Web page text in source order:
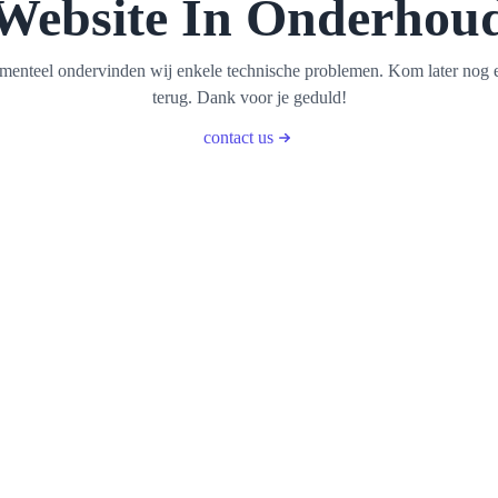
In
ondervinden wij enkele technische problemen. Kom later nog
terug. Dank voor je geduld!
contact us